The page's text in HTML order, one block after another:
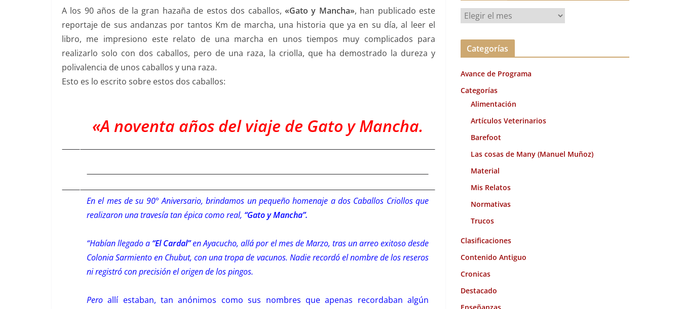
A los 90 años de la gran hazaña de estos dos caballos, «Gato y Mancha», han publicado este
reportaje de sus andanzas por tantos Km de marcha, una historia que ya en su día, al leer el
libro, me impresiono este relato de una marcha en unos tiempos muy complicados para
realizarlo solo con dos caballos, pero de una raza, la criolla, que ha demostrado la dureza y
polivalencia de unos caballos y una raza.
Esto es lo escrito sobre estos dos caballos:
«A noventa años del viaje de Gato y Mancha.
En el mes de su 90° Aniversario, brindamos un pequeño homenaje a dos Caballos Criollos que
realizaron una travesía tan épica como real, “Gato y Mancha”.
“Habían llegado a “El Cardal”en Ayacucho, allá por el mes de Marzo, tras un arreo exitoso desde
Colonia Sarmiento en Chubut, con una tropa de vacunos. Nadie recordó el nombre de los reseros
ni registró con precisión el origen de los pingos.
Pero allí estaban, tan anónimos como sus nombres que apenas recordaban algún
r
c
v
o
Categorías
Avance de Programa
Categorías
Alimentación
Artículos Veterinarios
Barefoot
Las cosas de Many (Manuel Muñoz)
Material
Mis Relatos
Normativas
Trucos
Clasificaciones
Contenido Antiguo
Cronicas
Destacado